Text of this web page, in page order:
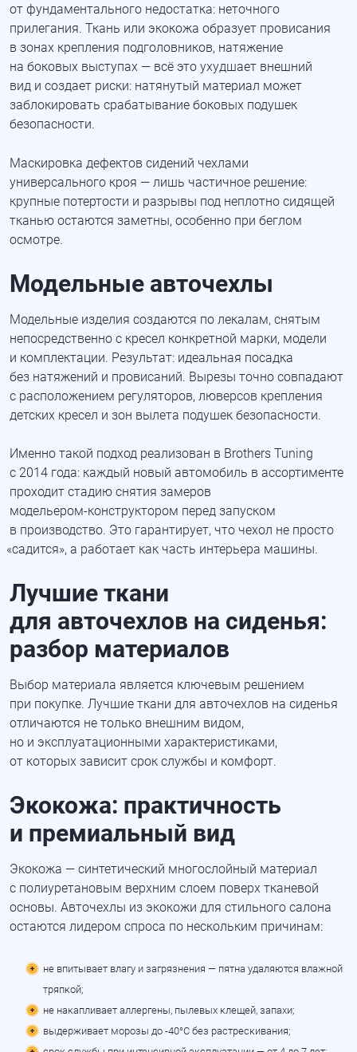
от фундаментального недостатка: неточного
прилегания. Ткань или экокожа образует провисания
в зонах крепления подголовников, натяжение
на боковых выступах — всё это ухудшает внешний
вид и создает риски: натянутый материал может
заблокировать срабатывание боковых подушек
безопасности.
Маскировка дефектов сидений чехлами
универсального кроя — лишь частичное решение:
крупные потертости и разрывы под неплотно сидящей
тканью остаются заметны, особенно при беглом
осмотре.
Модельные авточехлы
Модельные изделия создаются по лекалам, снятым
непосредственно с кресел конкретной марки, модели
и комплектации. Результат: идеальная посадка
без натяжений и провисаний. Вырезы точно совпадают
с расположением регуляторов, люверсов крепления
детских кресел и зон вылета подушек безопасности.
Именно такой подход реализован в Brothers Tuning
с 2014 года: каждый новый автомобиль в ассортименте
проходит стадию снятия замеров
модельером-конструктором перед запуском
в производство. Это гарантирует, что чехол не просто
«садится», а работает как часть интерьера машины.
Лучшие ткани
для авточехлов на сиденья:
разбор материалов
Выбор материала является ключевым решением
при покупке. Лучшие ткани для авточехлов на сиденья
отличаются не только внешним видом,
но и эксплуатационными характеристиками,
от которых зависит срок службы и комфорт.
Экокожа: практичность
и премиальный вид
Экокожа — синтетический многослойный материал
с полиуретановым верхним слоем поверх тканевой
основы. Авточехлы из экокожи для стильного салона
остаются лидером спроса по нескольким причинам:
не впитывает влагу и загрязнения — пятна удаляются влажной
тряпкой;
не накапливает аллергены, пылевых клещей, запахи;
выдерживает морозы до -40°C без растрескивания;